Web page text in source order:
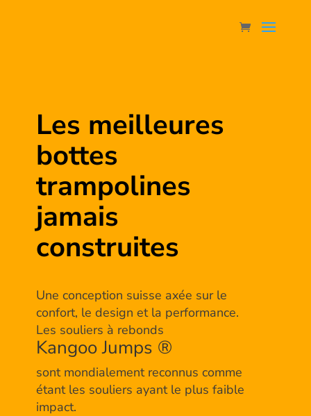
Les meilleures
bottes
trampolines
jamais
construites
Une conception suisse axée sur le
confort, le design et la performance.
Les souliers à rebonds
Kangoo Jumps ®
sont mondialement reconnus comme
étant les souliers ayant le plus faible
impact.